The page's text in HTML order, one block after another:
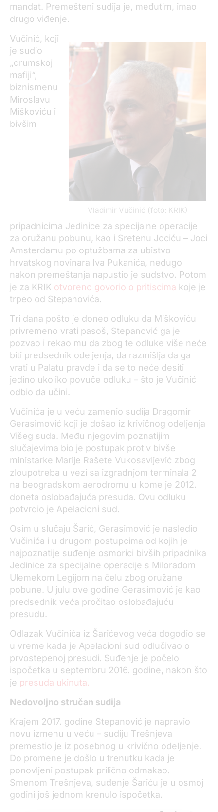
mandat. Premešteni sudija je, međutim, imao
drugo viđenje.
Vladimir Vučinić (foto: KRIK)
Vučinić, koji
je sudio
„drumskoj
mafiji“,
biznismenu
Miroslavu
Miškoviću i
bivšim
pripadnicima Jedinice za specijalne operacije
za oružanu pobunu, kao i Sretenu Jociću – Joci
Amsterdamu po optužbama za ubistvo
hrvatskog novinara Iva Pukanića, nedugo
nakon premeštanja napustio je sudstvo. Potom
je za KRIK otvoreno govorio o pritiscima koje je
trpeo od Stepanovića.
Tri dana pošto je doneo odluku da Miškoviću
privremeno vrati pasoš, Stepanović ga je
pozvao i rekao mu da zbog te odluke više neće
biti predsednik odeljenja, da razmišlja da ga
vrati u Palatu pravde i da se to neće desiti
jedino ukoliko povuče odluku – što je Vučinić
odbio da učini.
Vučinića je u veću zamenio sudija Dragomir
Gerasimović koji je došao iz krivičnog odeljenja
Višeg suda. Među njegovim poznatijim
slučajevima bio je postupak protiv bivše
ministarke Marije Rašete Vukosavljević zbog
zloupotreba u vezi sa izgradnjom terminala 2
na beogradskom aerodromu u kome je 2012.
doneta oslobađajuća presuda. Ovu odluku
potvrdio je Apelacioni sud.
Osim u slučaju Šarić, Gerasimović je nasledio
Vučinića i u drugom postupcima od kojih je
najpoznatije suđenje osmorici bivših pripadnika
Jedinice za specijalne operacije s Miloradom
Ulemekom Legijom na čelu zbog oružane
pobune. U julu ove godine Gerasimović je kao
predsednik veća pročitao oslobađajuću
presudu.
Odlazak Vučinića iz Šarićevog veća dogodio se
u vreme kada je Apelacioni sud odlučivao o
prvostepenoj presudi. Suđenje je počelo
ispočetka u septembru 2016. godine, nakon što
je presuda ukinuta.
Nedovoljno stručan sudija
Krajem 2017. godine Stepanović je napravio
novu izmenu u veću – sudiju Trešnjeva
premestio je iz posebnog u krivično odeljenje.
Do promene je došlo u trenutku kada je
ponovljeni postupak prilično odmakao.
Smenom Trešnjeva, suđenje Šariću je u osmoj
godini još jednom krenulo ispočetka.